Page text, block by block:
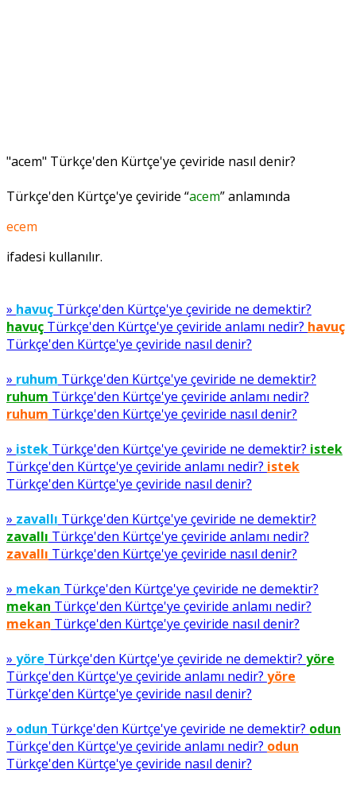
"acem" Türkçe'den Kürtçe'ye çeviride nasıl denir?
Türkçe'den Kürtçe'ye çeviride “acem” anlamında
ecem
ifadesi kullanılır.
» havuç Türkçe'den Kürtçe'ye çeviride ne demektir?
havuç Türkçe'den Kürtçe'ye çeviride anlamı nedir? havuç
Türkçe'den Kürtçe'ye çeviride nasıl denir?
» ruhum Türkçe'den Kürtçe'ye çeviride ne demektir?
ruhum Türkçe'den Kürtçe'ye çeviride anlamı nedir?
ruhum Türkçe'den Kürtçe'ye çeviride nasıl denir?
» istek Türkçe'den Kürtçe'ye çeviride ne demektir? istek
Türkçe'den Kürtçe'ye çeviride anlamı nedir? istek
Türkçe'den Kürtçe'ye çeviride nasıl denir?
» zavallı Türkçe'den Kürtçe'ye çeviride ne demektir?
zavallı Türkçe'den Kürtçe'ye çeviride anlamı nedir?
zavallı Türkçe'den Kürtçe'ye çeviride nasıl denir?
» mekan Türkçe'den Kürtçe'ye çeviride ne demektir?
mekan Türkçe'den Kürtçe'ye çeviride anlamı nedir?
mekan Türkçe'den Kürtçe'ye çeviride nasıl denir?
» yöre Türkçe'den Kürtçe'ye çeviride ne demektir? yöre
Türkçe'den Kürtçe'ye çeviride anlamı nedir? yöre
Türkçe'den Kürtçe'ye çeviride nasıl denir?
» odun Türkçe'den Kürtçe'ye çeviride ne demektir? odun
Türkçe'den Kürtçe'ye çeviride anlamı nedir? odun
Türkçe'den Kürtçe'ye çeviride nasıl denir?